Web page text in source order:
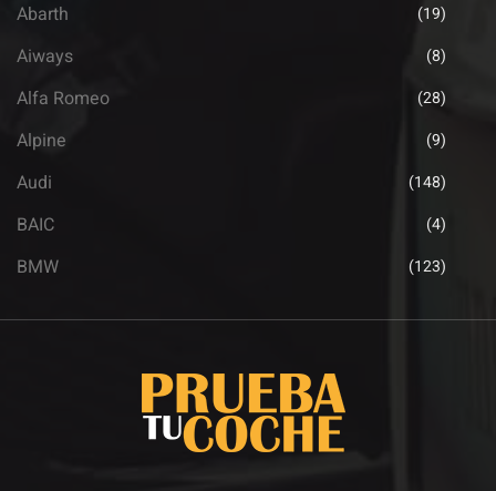
Abarth (19)
Aiways (8)
Alfa Romeo (28)
Alpine (9)
Audi (148)
BAIC (4)
BMW (123)